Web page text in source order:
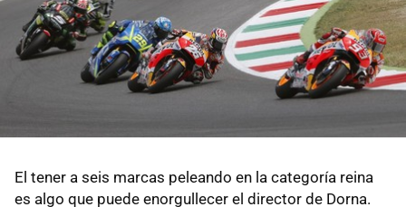
El tener a seis marcas peleando en la categoría reina
es algo que puede enorgullecer el director de Dorna.